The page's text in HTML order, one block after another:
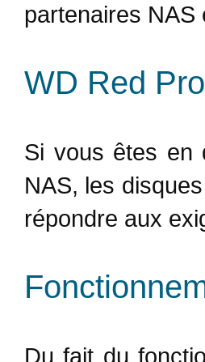
partenaires
WD Red
Si vous êtes en
NAS, les
répondre aux
Du fait du